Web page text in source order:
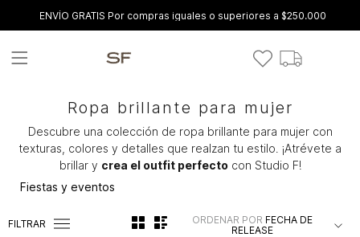
ENVÍO GRATIS Por compras iguales o superiores a $250.000
Ropa brillante para mujer
Descubre una colección de ropa brillante para mujer con
texturas, colores y detalles que realzan tu estilo. ¡Atrévete a
brillar y crea el outfit perfectocon Studio F!
Fiestas y eventos
FILTRAR ORDENAR POR FECHA DE
RELEASE